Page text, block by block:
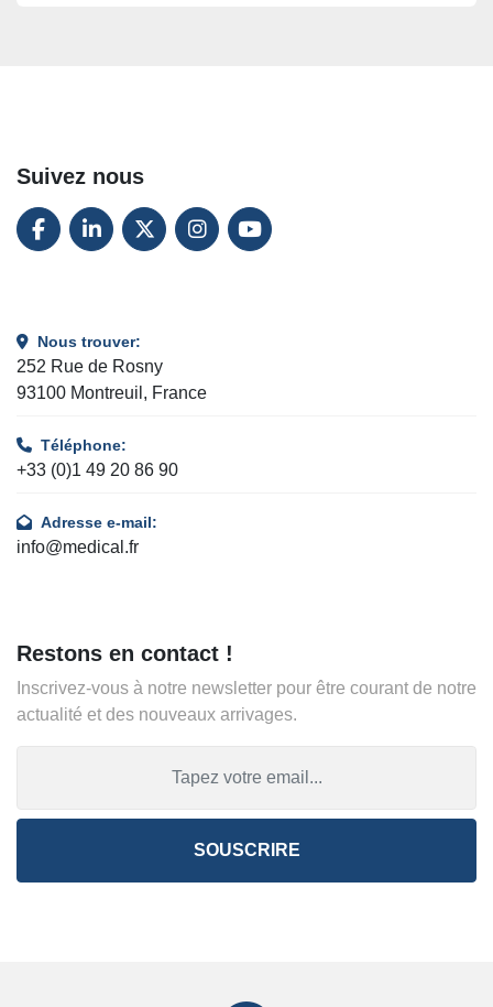
Suivez nous
FACEBOOK
LINKEDINTWITTERINSTAGRAM
YOUTUBE
Nous trouver:
252 Rue de Rosny
93100 Montreuil, France
Téléphone:
+33 (0)1 49 20 86 90
Adresse e-mail:
info@medical.fr
Restons en contact !
Inscrivez-vous à notre newsletter pour être courant de notre
actualité et des nouveaux arrivages.
SOUSCRIRE